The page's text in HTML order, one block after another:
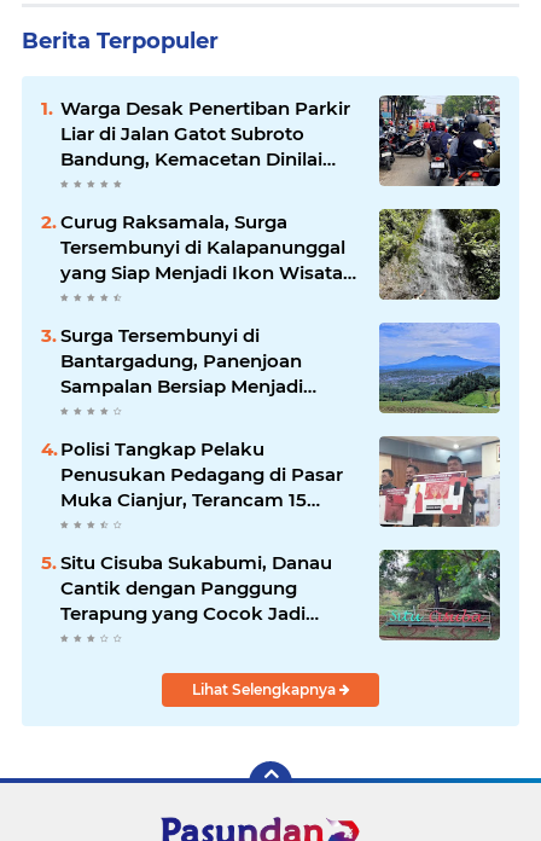
Berita Terpopuler
Warga Desak Penertiban Parkir
Liar di Jalan Gatot Subroto
Bandung, Kemacetan Dinilai
Makin Mengkhawatirkan
Curug Raksamala, Surga
Tersembunyi di Kalapanunggal
yang Siap Menjadi Ikon Wisata
Alam Baru Kabupaten
Surga Tersembunyi di
Bantargadung, Panenjoan
Sampalan Bersiap Menjadi
Destinasi Desa Wisata Baru
Sukabumi
Polisi Tangkap Pelaku
Penusukan Pedagang di Pasar
Muka Cianjur, Terancam 15
Tahun Penjara
Situ Cisuba Sukabumi, Danau
Cantik dengan Panggung
Terapung yang Cocok Jadi
Destinasi Libur Akhir Pekan
Lihat Selengkapnya